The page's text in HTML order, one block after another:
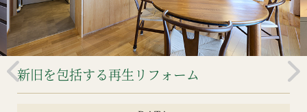
新旧を包括する再生リフォーム